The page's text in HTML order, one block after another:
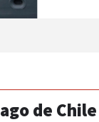
de Chile